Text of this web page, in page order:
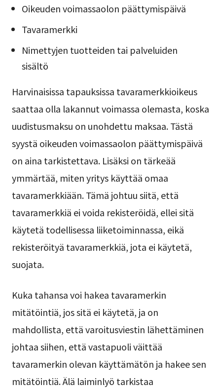
Oikeuden voimassaolon päättymispäivä
Tavaramerkki
Nimettyjen tuotteiden tai palveluiden
sisältö
Harvinaisissa tapauksissa tavaramerkkioikeus
saattaa olla lakannut voimassa olemasta, koska
uudistusmaksu on unohdettu maksaa. Tästä
syystä oikeuden voimassaolon päättymispäivä
on aina tarkistettava. Lisäksi on tärkeää
ymmärtää, miten yritys käyttää omaa
tavaramerkkiään. Tämä johtuu siitä, että
tavaramerkkiä ei voida rekisteröidä, ellei sitä
käytetä todellisessa liiketoiminnassa, eikä
rekisteröityä tavaramerkkiä, jota ei käytetä,
suojata.
Kuka tahansa voi hakea tavaramerkin
mitätöintiä, jos sitä ei käytetä, ja on
mahdollista, että varoitusviestin lähettäminen
johtaa siihen, että vastapuoli väittää
tavaramerkin olevan käyttämätön ja hakee sen
mitätöintiä. Älä laiminlyö tarkistaa